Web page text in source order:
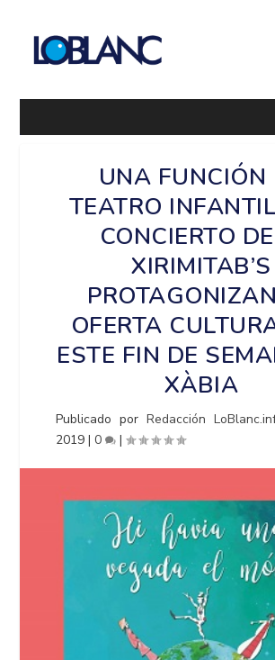
UNA FUNCIÓN
TEATRO
CONCIERTO
XIRIMITAB’S
OFERTA
ESTE FIN DE
XÀBIA
Publicado porRedacción
2019 |0 |